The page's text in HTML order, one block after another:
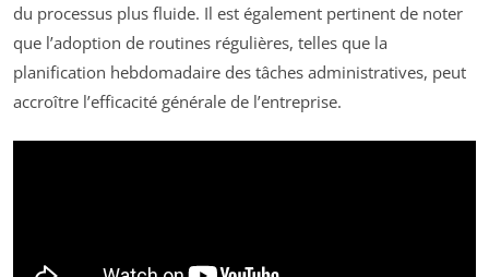
du processus plus fluide. Il est également pertinent de noter
que l’adoption de routines régulières, telles que la
planification hebdomadaire des tâches administratives, peut
accroître l’efficacité générale de l’entreprise.